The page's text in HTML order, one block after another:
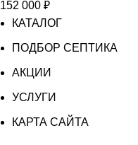
152 000 ₽
КАТАЛОГ
ПОДБОР СЕПТИКА
АКЦИИ
УСЛУГИ
КАРТА САЙТА